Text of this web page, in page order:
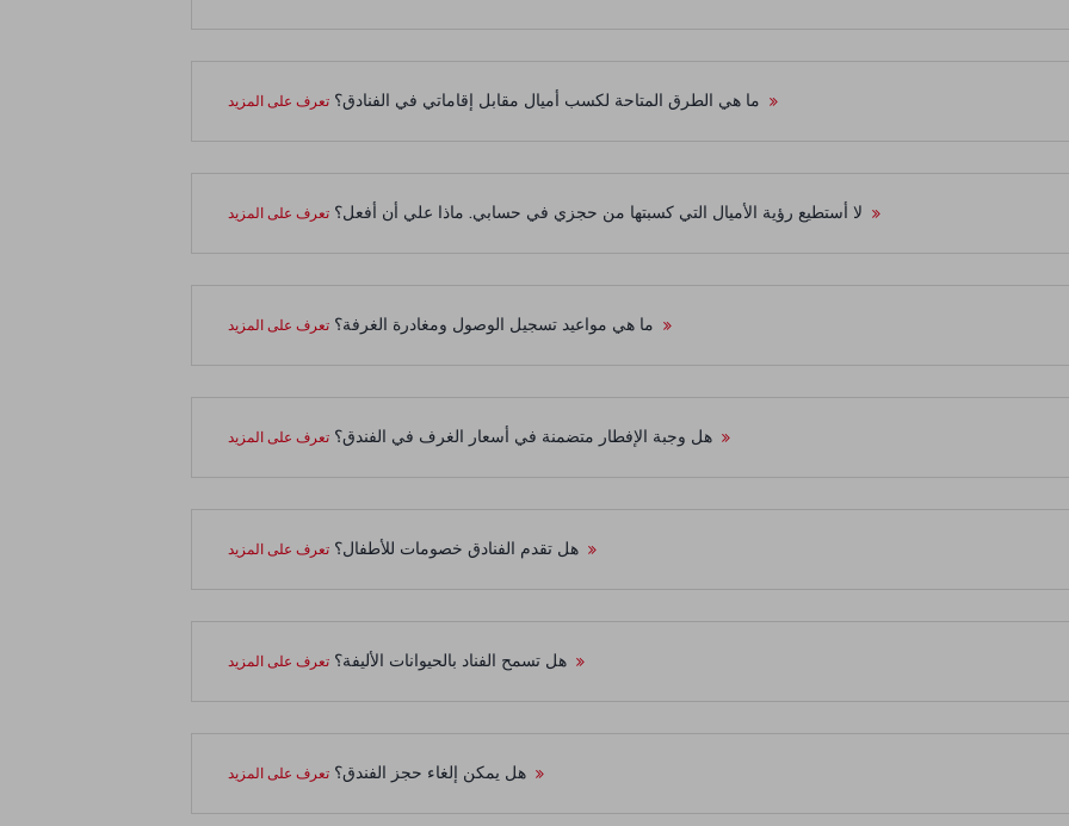
ما هي الطرق المتاحة لكسب أميال مقابل إقاماتي في الفنادق؟
لا أستطيع رؤية الأميال التي كسبتها من حجزي في حسابي. ماذا علي أن أفعل؟
ما هي مواعيد تسجيل الوصول ومغادرة الغرفة؟
هل وجبة الإفطار متضمنة في أسعار الغرف في الفندق؟
هل تقدم الفنادق خصومات للأطفال؟
هل تسمح الفناد بالحيوانات الأليفة؟
هل يمكن إلغاء حجز الفندق؟